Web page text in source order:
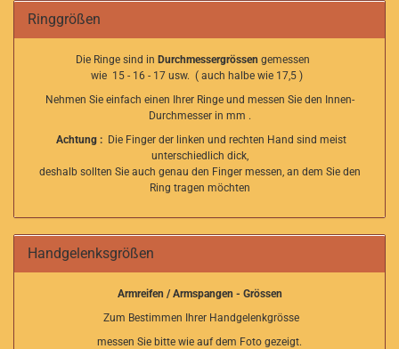
Ringgrößen
Die Ringe sind in Durchmessergrössen gemessen
wie 15 - 16 - 17 usw. ( auch halbe wie 17,5 )
Nehmen Sie einfach einen Ihrer Ringe und messen Sie den Innen-
Durchmesser in mm .
Achtung : Die Finger der linken und rechten Hand sind meist
unterschiedlich dick,
deshalb sollten Sie auch genau den Finger messen, an dem Sie den
Ring tragen möchten
Handgelenksgrößen
Armreifen / Armspangen - Grössen
Zum Bestimmen Ihrer Handgelenkgrösse
messen Sie bitte wie auf dem Foto gezeigt.